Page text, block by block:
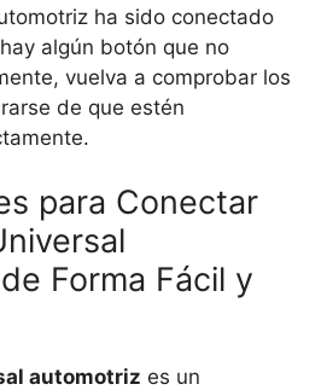
ha sido conectado
algún botón que no
vuelva a comprobar los
de que estén
para Conectar
Forma Fácil y
automotriz es un